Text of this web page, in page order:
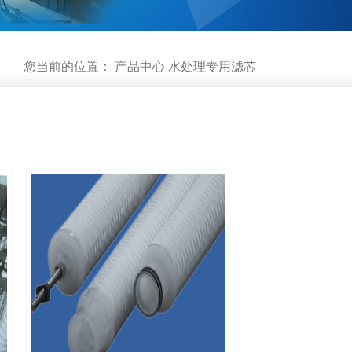
您当前的位置： 产品中心水处理专用滤芯